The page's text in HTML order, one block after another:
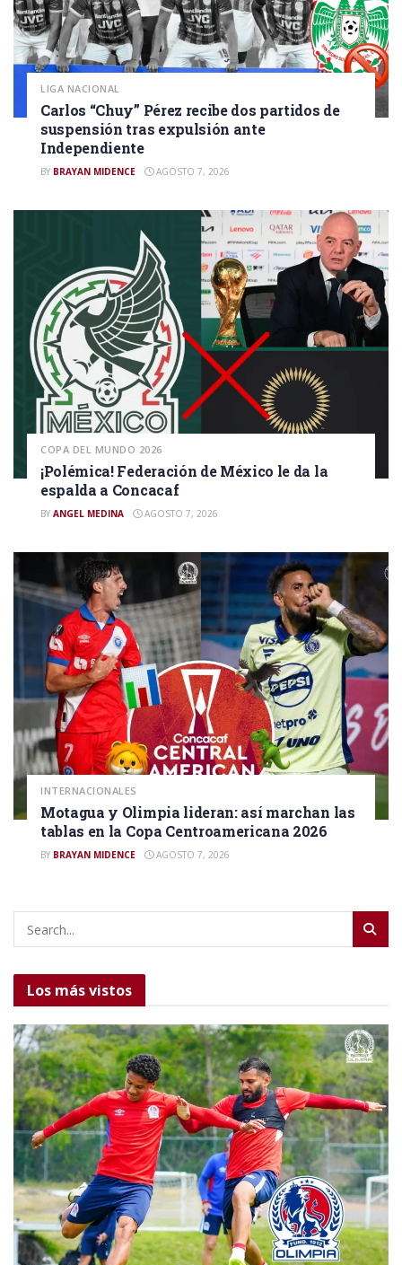
LIGA NACIONAL
Carlos “Chuy” Pérez recibe dos partidos de
suspensión tras expulsión ante
Independiente
BY BRAYAN MIDENCE AGOSTO 7, 2026
COPA DEL MUNDO 2026
¡Polémica! Federación de México le da la
espalda a Concacaf
BY ANGEL MEDINA AGOSTO 7, 2026
INTERNACIONALES
Motagua y Olimpia lideran: así marchan las
tablas en la Copa Centroamericana 2026
BY BRAYAN MIDENCE AGOSTO 7, 2026
Los más vistos